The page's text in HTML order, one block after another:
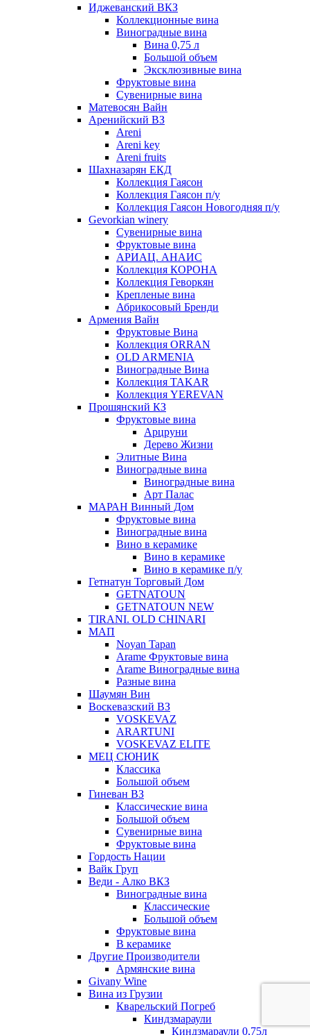
Иджеванский ВКЗ
Коллекционные вина
Виноградные вина
Вина 0,75 л
Большой объем
Эксклюзивные вина
Фруктовые вина
Cувенирные вина
Матевосян Вайн
Аренийский ВЗ
Areni
Areni key
Areni fruits
Шахназарян ЕКД
Коллекция Гаясон
Коллекция Гаясон п/у
Коллекция Гаясон Новогодняя п/у
Gevorkian winery
Сувенирные вина
Фруктовые вина
АРИАЦ. АНАИС
Коллекция КОРОНА
Коллекция Геворкян
Крепленые вина
Абрикосовый Бренди
Армения Вайн
Фруктовые Вина
Коллекция ORRAN
OLD ARMENIA
Виноградные Вина
Коллекция TAKAR
Коллекция YEREVAN
Прошянский КЗ
Фруктовые вина
Арцруни
Дерево Жизни
Элитные Вина
Виноградные вина
Виноградные вина
Арт Палас
МАРАН Винный Дом
Фруктовые вина
Виноградные вина
Вино в керамике
Вино в керамике
Вино в керамике п/у
Гетнатун Торговый Дом
GETNATOUN
GETNATOUN NEW
TIRANI. OLD CHINARI
МАП
Noyan Tapan
Arame Фруктовые вина
Arame Виноградные вина
Разные вина
Шаумян Вин
Воскевазский ВЗ
VOSKEVAZ
ARARTUNI
VOSKEVAZ ELITE
МЕЦ СЮНИК
Классика
Большой объем
Гиневан ВЗ
Классические вина
Большой объем
Сувенирные вина
Фруктовые вина
Гордость Нации
Вайк Груп
Веди - Алко ВКЗ
Виноградные вина
Классические
Большой объем
Фруктовые вина
В керамике
Другие Производители
Армянские вина
Givany Wine
Вина из Грузии
Кварельский Погреб
Киндзмараули
Киндзмараули 0,75л